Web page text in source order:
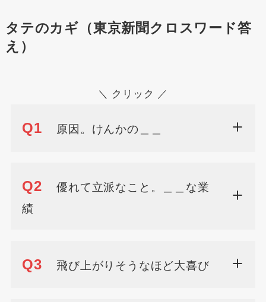
タテのカギ（東京新聞クロスワード答
え）
＼ クリック ／
Q1 原因。けんかの＿＿
Q2
優れて立派なこと。＿＿な業
績
Q3 飛び上がりそうなほど大喜び